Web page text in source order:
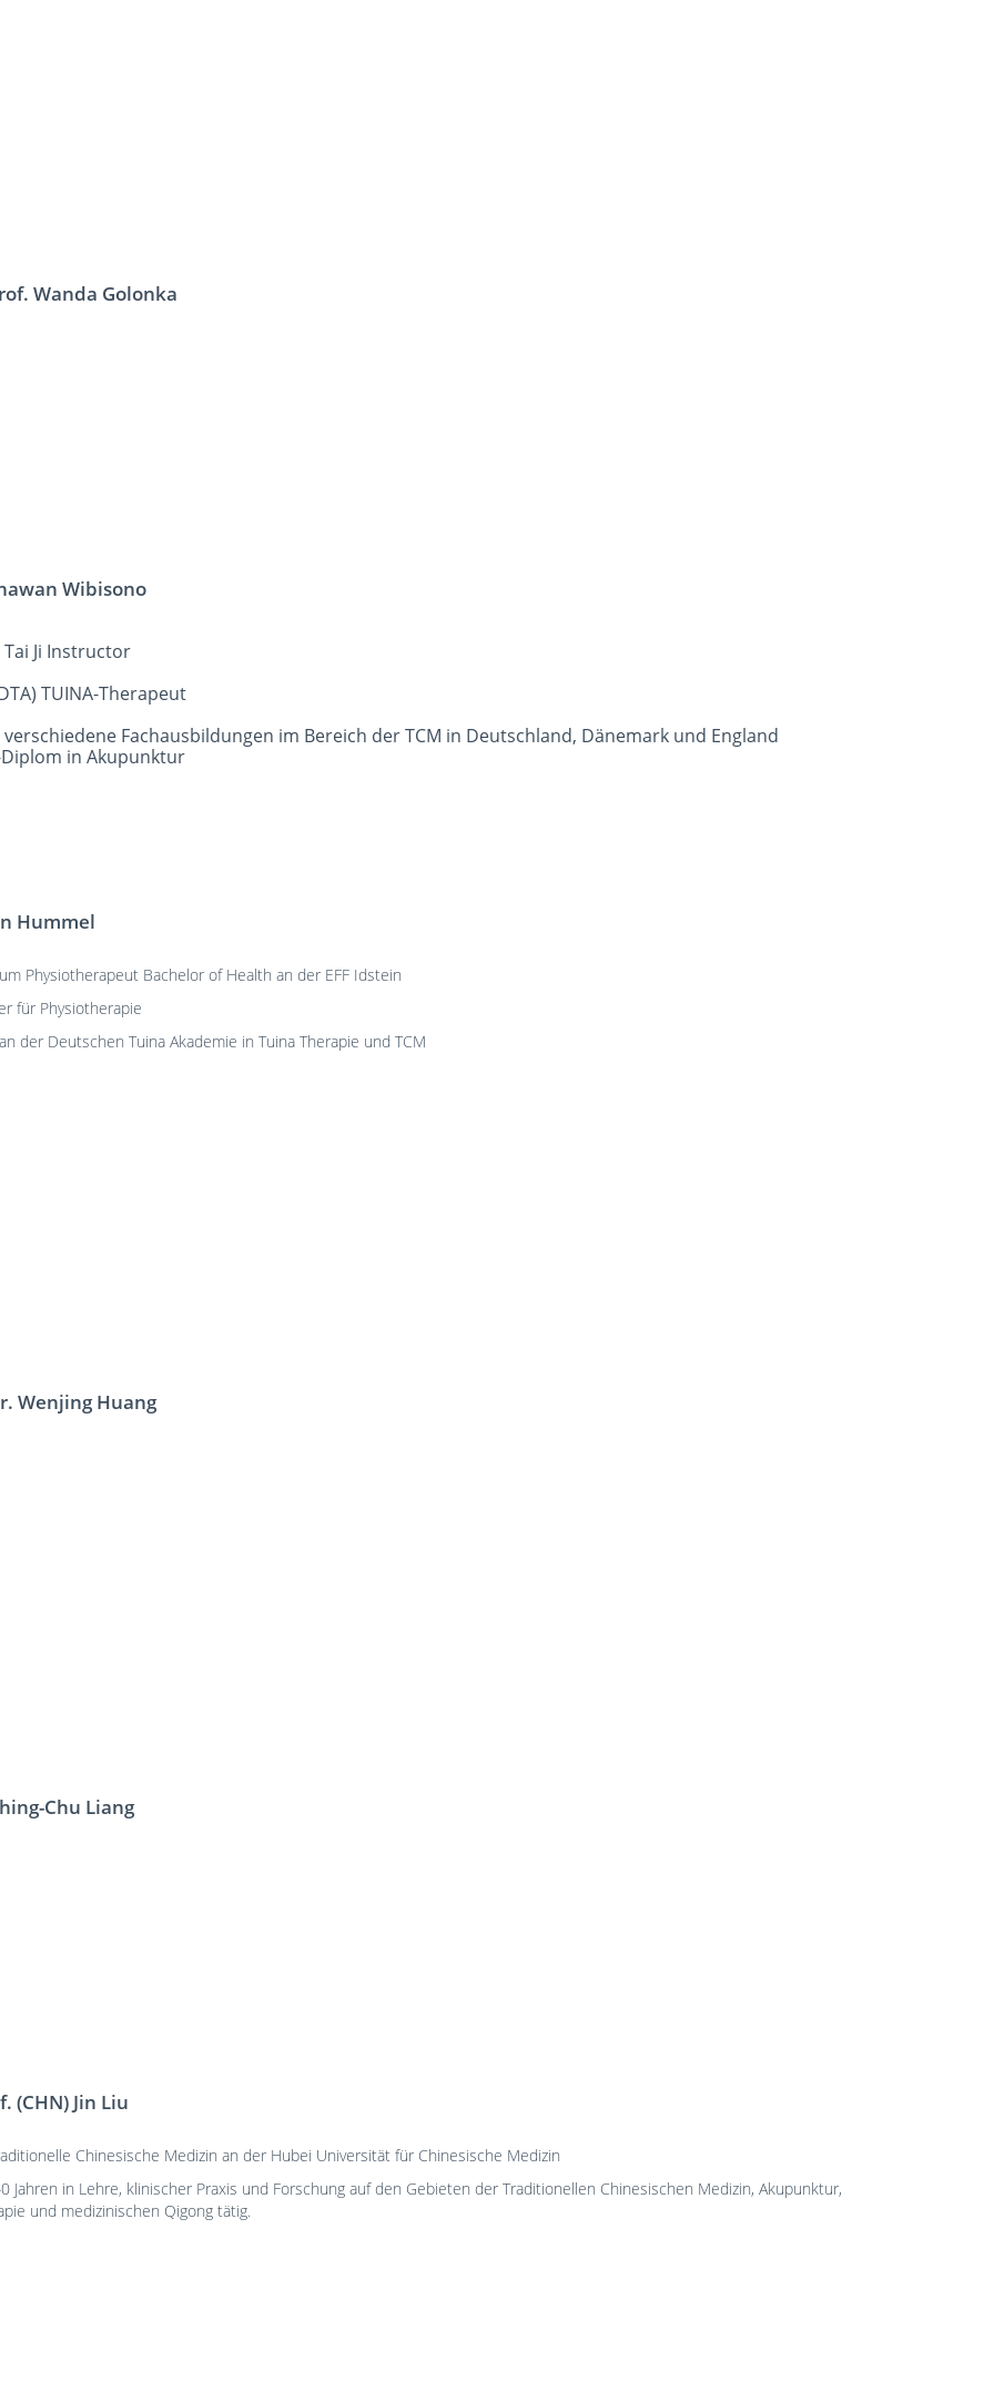
Wanda Golonka
Wibisono
Ji Instructor
TUINA-Therapeut
verschiedene Fachausbildungen im Bereich der TCM in Deutschland, Dänemark und England
in Akupunktur
Hummel
Physiotherapeut Bachelor of Health an der EFF Idstein
für Physiotherapie
der Deutschen Tuina Akademie in Tuina Therapie und TCM
Wenjing Huang
Chu Liang
(CHN) Jin Liu
Chinesische Medizin an der Hubei Universität für Chinesische Medizin
Jahren in Lehre, klinischer Praxis und Forschung auf den Gebieten der Traditionellen Chinesischen Medizin, Akupunktur,
und medizinischen Qigong tätig.